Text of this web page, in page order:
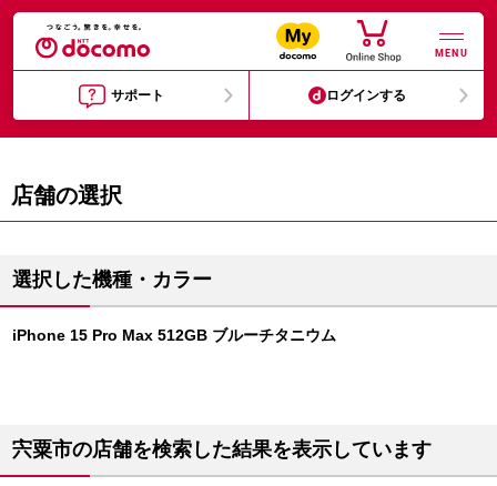
MENU
サポート ログインする
店舗の選択
選択した機種・カラー
iPhone 15 Pro Max 512GB ブルーチタニウム
宍粟市の店舗を検索した結果を表示しています